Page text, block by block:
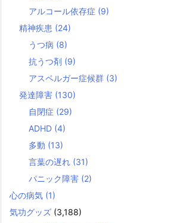
アルコール依存症 (9)
精神疾患 (24)
うつ病 (8)
抗うつ剤 (9)
アスペルガー症候群 (3)
発達障害 (130)
自閉症 (29)
ADHD (4)
多動 (13)
言葉の遅れ (31)
パニック障害 (2)
心の病気 (1)
気功グッズ (3,188)